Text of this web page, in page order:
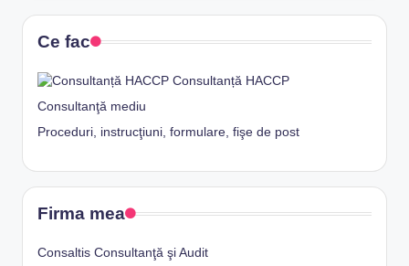
Ce fac
Consultanță HACCP
Consultanţă mediu
Proceduri, instrucţiuni, formulare, fişe de post
Firma mea
Consaltis Consultanţă şi Audit